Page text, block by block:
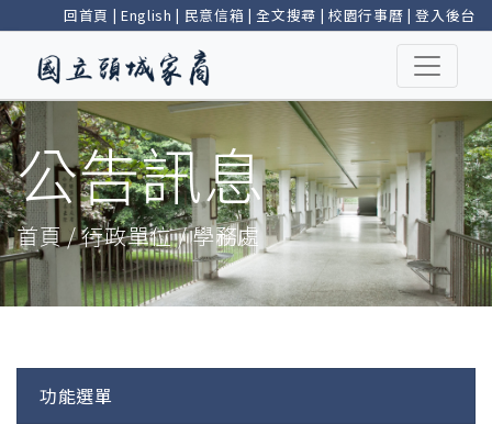
回首頁 | English | 民意信箱 |全文搜尋 | 校園行事曆 |登入後台
公告訊息
首頁 / 行政單位 / 學務處
功能選單